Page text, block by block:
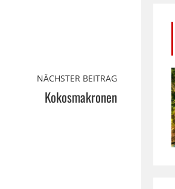
NÄCHSTER BEITRAG
Kokosmakronen